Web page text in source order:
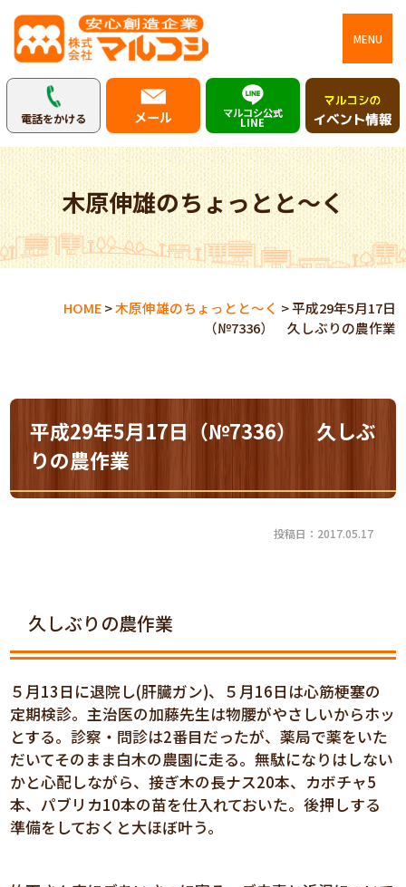
MENU
電話をかける メール マルコシ公式
LINE
木原伸雄のちょっとと～く
HOME>木原伸雄のちょっとと～く >平成29年5月17日
（№7336） 久しぶりの農作業
平成29年5月17日（№7336） 久しぶ
りの農作業
投稿日：2017.05.17
久しぶりの農作業
５月13日に退院し(肝臓ガン)、５月16日は心筋梗塞の
定期検診。主治医の加藤先生は物腰がやさしいからホッ
とする。診察・問診は2番目だったが、薬局で薬をいた
だいてそのまま白木の農園に走る。無駄になりはしない
かと心配しながら、接ぎ木の長ナス20本、カボチャ5
本、パブリカ10本の苗を仕入れておいた。後押しする
準備をしておくと大ほぼ叶う。